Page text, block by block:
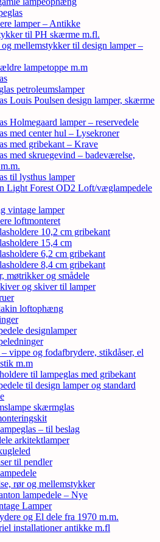
lamper – Antikke
til PH skærme m.fl.
mellemstykker til design lamper –
lampetoppe m.m
petroleumslamper
Louis Poulsen design lamper, skærme
Holmegaard lamper – reservedele
med center hul – Lysekroner
med gribekant – Krave
med skruegevind – badeværelse,
til lysthus lamper
Light Forest OD2 Loft/væglampedele
vintage lamper
loftmonteret
10,2 cm gribekant
15,4 cm
6,2 cm gribekant
8,4 cm gribekant
møtrikker og smådele
og skiver til lamper
loftophæng
designlamper
vippe og fodafbrydere, stikdåser, el
m.m
til lampeglas med gribekant
til design lamper og standard
skærmglas
– til beslag
arkitektlamper
til pendler
rør og mellemstykker
lampedele – Nye
Lamper
og El dele fra 1970 m.m.
installationer antikke m.fl